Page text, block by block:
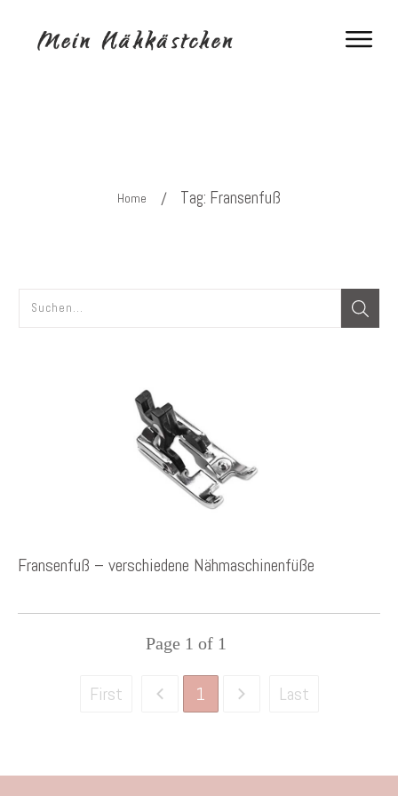
Home / Tag: Fransenfuß
Fransenfuß – verschiedene Nähmaschinenfüße
Page 1 of 1
First 1 Last